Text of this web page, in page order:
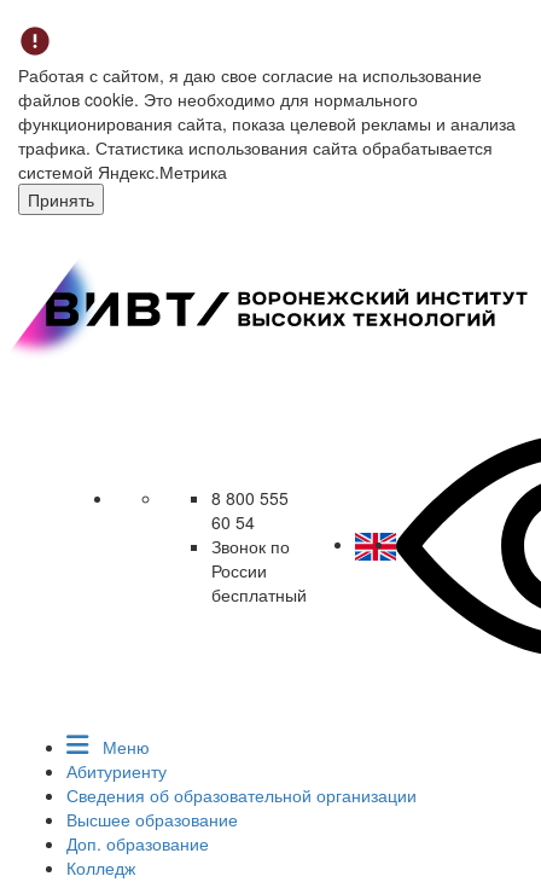
Работая с сайтом, я даю свое согласие на использование
файлов cookie. Это необходимо для нормального
функционирования сайта, показа целевой рекламы и анализа
трафика. Статистика использования сайта обрабатывается
системой Яндекс.Метрика
Принять
8 800 555
60 54
Звонок по
России
бесплатный
Меню
Абитуриенту
Сведения об образовательной организации
Высшее образование
Доп. образование
Колледж